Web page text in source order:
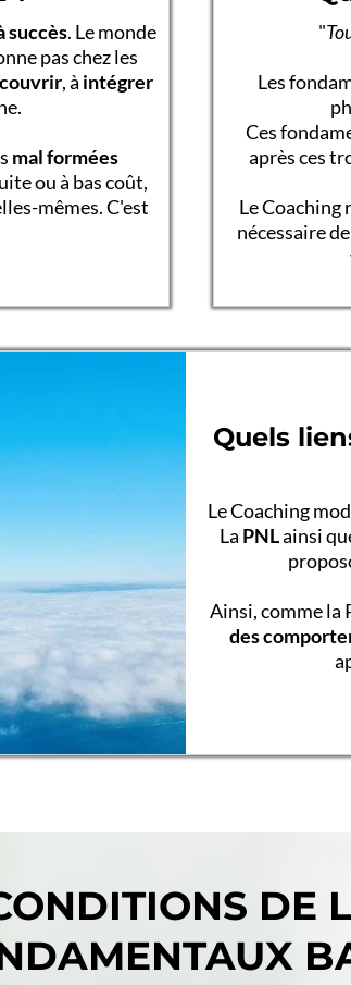
succès. Le monde
pas chez les
, à intégrer
mal formées
ou à bas coût,
mêmes. C'est
"
Les
Ces
après ces
Le Coaching
nécessaire
Quels
Le Coaching
La PNLainsi
Ainsi, comme la
des
DE